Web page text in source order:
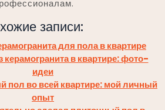
записи:
для пола в квартире
керамогранита в квартире: фото-
идеи
пол во всей квартире: мой личный
опыт